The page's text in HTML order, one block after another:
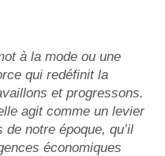
à la mode ou une
qui redéfinit la
et progressons.
agit comme un levier
notre époque, qu’il
économiques